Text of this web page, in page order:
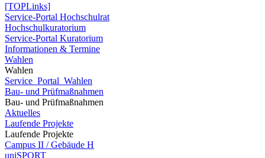
[TOPLinks]
Service-Portal Hochschulrat
Hochschulkuratorium
Service-Portal Kuratorium
Informationen & Termine
Wahlen
Wahlen
Service_Portal_Wahlen
Bau- und Prüfmaßnahmen
Bau- und Prüfmaßnahmen
Aktuelles
Laufende Projekte
Laufende Projekte
Campus II / Gebäude H
uniSPORT